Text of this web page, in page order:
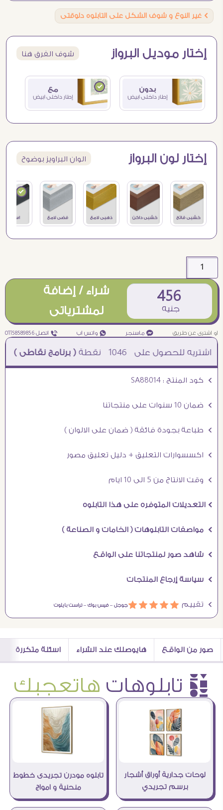
Ö غير النوع و شوف الشكل على التابلوه دلوقتى
إختار موديل البرواز شوف الفرق هنا
إختار لون البرواز الوان البراويز بوضوح
456
جنيه
شراء / إضافة
لمشترياتى
او اشترى عن طريق ¥ ماسنجر ₧ واتس اب ƒ اتصل 01158589856
1046 نقطة( برنامج نقاطى )à خصم 5% للعملاء الجدد à شحن مجانى عند الشراء ب 4000 جنيه à
Ö كود المنتج : SA88014
Ö ضمان 10 سنوات على منتجاتنا
Ö طباعة بجودة فائقة ( ضمان على الالوان )
Ö اكسسوارات التعليق + دليل تعليق مصور
Ö وقت الانتاج من 5 الى 10 ايام
Ö التعديلات المتوفره على هذا التابلوه
Ö مواصفات التابلوهات ( الخامات و الصناعة )
Ö شاهد صور لمنتجاتنا على الواقع
Ö سياسة إرجاع المنتجات
Ö تقييم áááááجوجل –فيس بوك –تراست بايلوت
صور من الواقع هايوصلك عند الشراء اسئلة متكررة
è تابلوهات هاتعجبك
لوحات جدارية أوراق أشجار
برسم تجريدي
تابلوه مودرن تجريدى خطوط
منحنية و امواج